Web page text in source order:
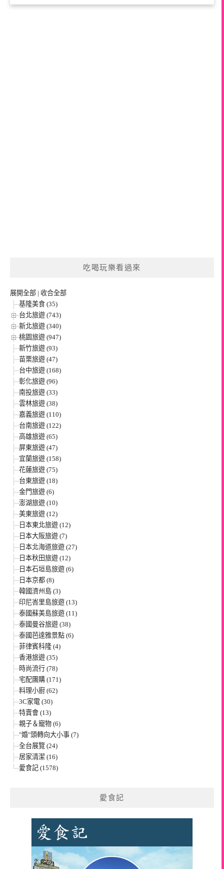
吃喝玩樂看過來
展開全部 | 收合全部
基隆美食 (35)
台北旅遊 (743)
新北旅遊 (340)
桃園旅遊 (947)
新竹旅遊 (93)
苗栗旅遊 (47)
台中旅遊 (168)
彰化旅遊 (96)
南投旅遊 (33)
雲林旅遊 (38)
嘉義旅遊 (110)
台南旅遊 (122)
高雄旅遊 (65)
屏東旅遊 (47)
宜蘭旅遊 (158)
花蓮旅遊 (75)
台東旅遊 (18)
金門旅遊 (6)
澎湖旅遊 (10)
美東旅遊 (12)
日本東北旅遊 (12)
日本大阪旅遊 (7)
日本北海道旅遊 (27)
日本秋田旅遊 (12)
日本石垣島旅遊 (6)
日本京都 (8)
韓國濟州島 (3)
印尼峇里島旅遊 (13)
泰國蘇美島旅遊 (11)
泰國曼谷旅遊 (38)
泰國芭達雅景點 (6)
菲律賓科隆 (4)
香港旅遊 (35)
時尚流行 (78)
宅配團購 (171)
料理小廚 (62)
3C家電 (30)
特賣會 (13)
親子＆寵物 (6)
"婚"頭轉向大小事 (7)
全台展覽 (24)
居家清潔 (16)
愛食記 (1578)
愛食記